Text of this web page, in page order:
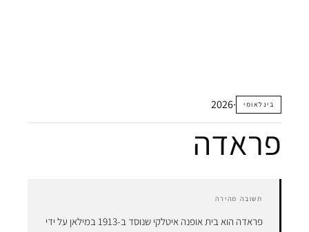
בינלאומי ·
2026
פראדה
תשובה מהירה
פראדה הוא בית אופנה איטלקי שנוסד ב-1913 במילאן על ידי